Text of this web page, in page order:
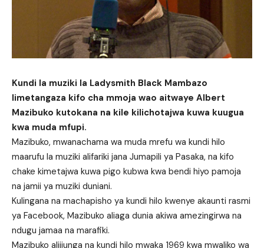
Kundi la muziki la Ladysmith Black Mambazo
limetangaza kifo cha mmoja wao aitwaye Albert
Mazibuko kutokana na kile kilichotajwa kuwa kuugua
kwa muda mfupi.
Mazibuko, mwanachama wa muda mrefu wa kundi hilo
maarufu la muziki alifariki jana Jumapili ya Pasaka, na kifo
chake kimetajwa kuwa pigo kubwa kwa bendi hiyo pamoja
na jamii ya muziki duniani.
Kulingana na machapisho ya kundi hilo kwenye akaunti rasmi
ya Facebook, Mazibuko aliaga dunia akiwa amezingirwa na
ndugu jamaa na marafiki.
Mazibuko alijiunga na kundi hilo mwaka 1969 kwa mwaliko wa